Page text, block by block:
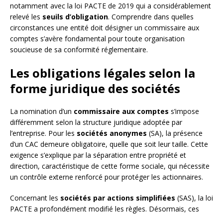
notamment avec la loi PACTE de 2019 qui a considérablement
relevé les seuils d’obligation. Comprendre dans quelles
circonstances une entité doit désigner un commissaire aux
comptes s’avère fondamental pour toute organisation
soucieuse de sa conformité réglementaire.
Les obligations légales selon la
forme juridique des sociétés
La nomination d’un commissaire aux comptes s’impose
différemment selon la structure juridique adoptée par
l’entreprise. Pour les sociétés anonymes (SA), la présence
d’un CAC demeure obligatoire, quelle que soit leur taille. Cette
exigence s’explique par la séparation entre propriété et
direction, caractéristique de cette forme sociale, qui nécessite
un contrôle externe renforcé pour protéger les actionnaires.
Concernant les sociétés par actions simplifiées (SAS), la loi
PACTE a profondément modifié les règles. Désormais, ces